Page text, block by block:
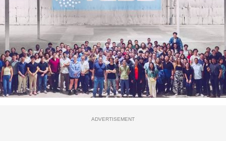
ADVERTISEMENT